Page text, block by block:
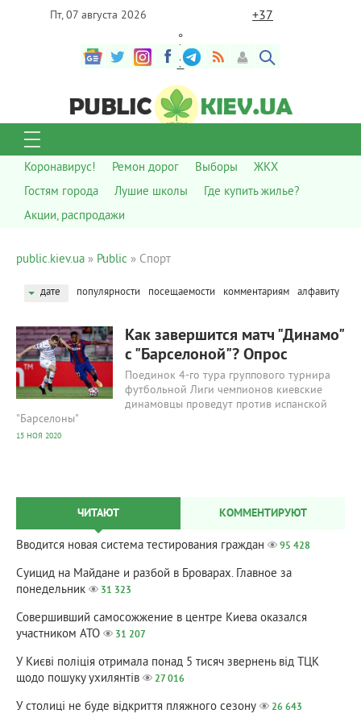
Пт, 07 августа 2026 +37
°
C
Коронавирус! Ремон дорог Выборы
ЖКХ
Гостям города
Лушие школы
Где купить жилье?
Акции, распродажи
public.kiev.ua » Public » Спорт
дате популярности посещаемости комментариям алфавиту
Как завершится матч "Динамо"
с "Барселоной"? Опрос
​Поединок 4-го тура группового турнира
футбольной Лиги чемпионов киевские
динамовцы проведут против испанской
"Барселоны"
15 НОЯ 2020
ЧИТАЮТ КОММЕНТИРУЮТ
Вводится новая система тестирования граждан 95 428
Суицид на Майдане и разбой в Броварах. Главное за
понедельник
31 323
Совершивший самосожжение в центре Киева оказался
участником АТО
31 207
У Києві поліція отримала понад 5 тисяч звернень від ТЦК
щодо пошуку ухилянтів
27 016
У столиці не буде відкриття пляжного сезону 26 643